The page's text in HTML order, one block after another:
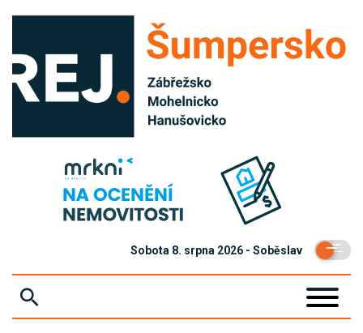
Sobota 8. srpna 2026 - Soběslav